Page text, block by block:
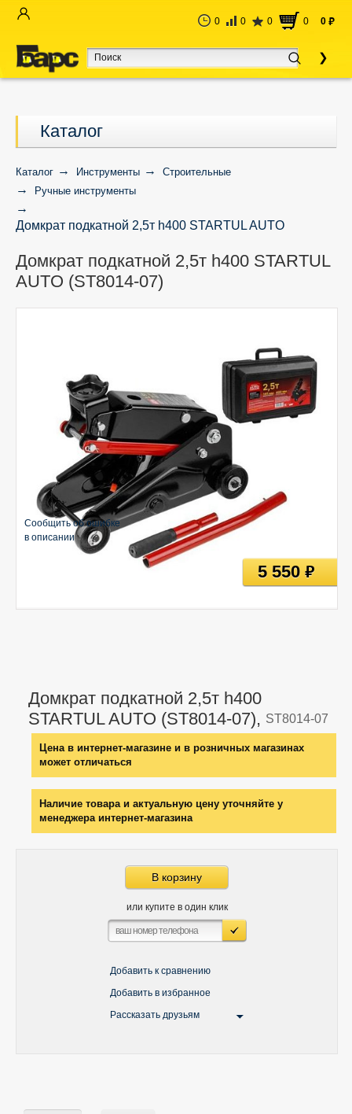
0 0 0 0 0 руб
Каталог
Каталог Инструменты
Строительные
Ручные инструменты
Домкрат подкатной 2,5т h400 STARTUL AUTO
Домкрат подкатной 2,5т h400 STARTUL
AUTO (ST8014-07)
Домкрат подкатной 2,5т h400
STARTUL AUTO (ST8014-07), ST8014-07
Цена в интернет-магазине и в розничных магазинах
может отличаться
Наличие товара и актуальную цену уточняйте у
менеджера интернет-магазина
В корзину
или купите в один клик
Добавить к сравнению
Добавить в избранное
Рассказать друзьям
Сообщить об ошибке
в описании
5 550руб